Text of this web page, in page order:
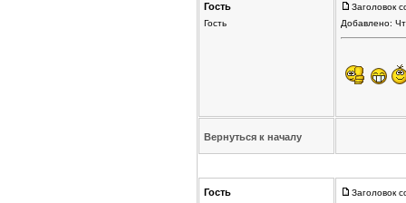
Гость
Гость
Заголовок
Добавлено:
Вернуться к началу
Гость
Заголовок